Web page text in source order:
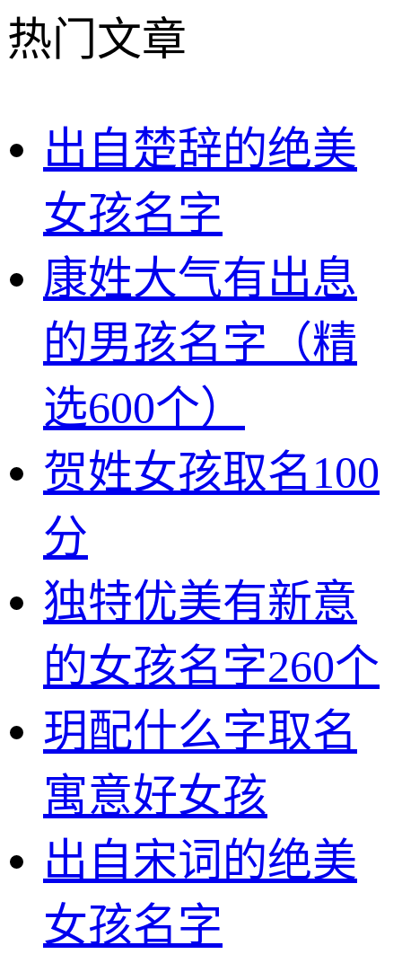
热门文章
出自楚辞的绝美
女孩名字
康姓大气有出息
的男孩名字（精
选600个）
贺姓女孩取名100
分
独特优美有新意
的女孩名字260个
玥配什么字取名
寓意好女孩
出自宋词的绝美
女孩名字